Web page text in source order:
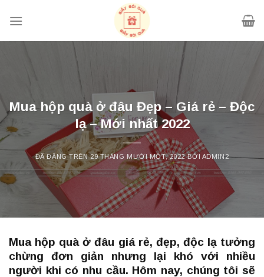
đến
Mua hộp quà ở đâu Đẹp – Giá rẻ – Độc
lạ – Mới nhất 2022
ĐÃ ĐĂNG TRÊN29 THÁNG MƯỜI MỘT, 2022 BỞI ADMIN2
Mua hộp quà ở đâu giá rẻ, đẹp, độc lạ tưởng
chừng đơn giản nhưng lại khó với nhiều
người khi có nhu cầu. Hôm nay, chúng tôi sẽ